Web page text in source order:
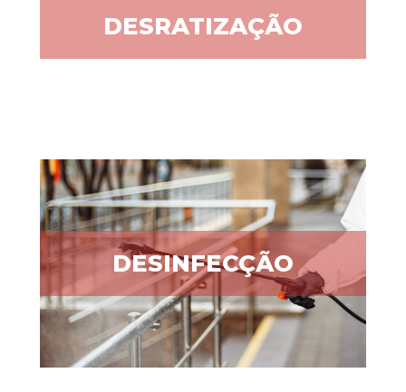
DESRATIZAÇÃO
DESINFECÇÃO